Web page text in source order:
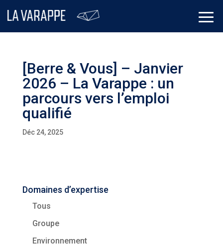
[Berre & Vous] – Janvier
2026 – La Varappe : un
parcours vers l’emploi
qualifié
Déc 24, 2025
Domaines d’expertise
Tous
Groupe
Environnement